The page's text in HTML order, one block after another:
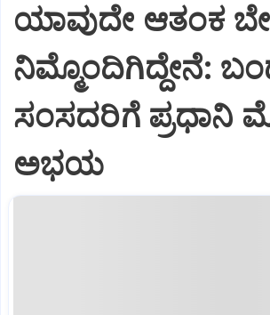
ಯಾವುದೇ ಆತಂಕ
ನಿಮ್ಮೊಂದಿಗಿದ್ದೇನೆ:
ಸಂಸದರಿಗೆ ಪ್ರಧಾನಿ
ಅಭಯ